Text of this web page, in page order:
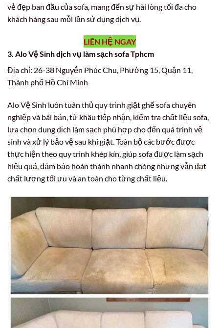
vẻ đẹp ban đầu của sofa, mang đến sự hài lòng tối đa cho
khách hàng sau mỗi lần sử dụng dịch vụ.
LIÊN HỆ NGAY
3. Alo Vệ Sinh dịch vụ làm sạch sofa Tphcm
Địa chỉ: 26-38 Nguyễn Phúc Chu, Phường 15, Quận 11,
Thành phố Hồ Chí Minh
Alo Vệ Sinh luôn tuân thủ quy trình giặt ghế sofa chuyên
nghiệp và bài bản, từ khâu tiếp nhận, kiểm tra chất liệu sofa,
lựa chọn dung dịch làm sạch phù hợp cho đến quá trình vệ
sinh và xử lý bảo vệ sau khi giặt. Toàn bộ các bước được
thực hiện theo quy trình khép kín, giúp sofa được làm sạch
hiệu quả, đảm bảo hoàn thành nhanh chóng nhưng vẫn đạt
chất lượng tối ưu và an toàn cho từng chất liệu.